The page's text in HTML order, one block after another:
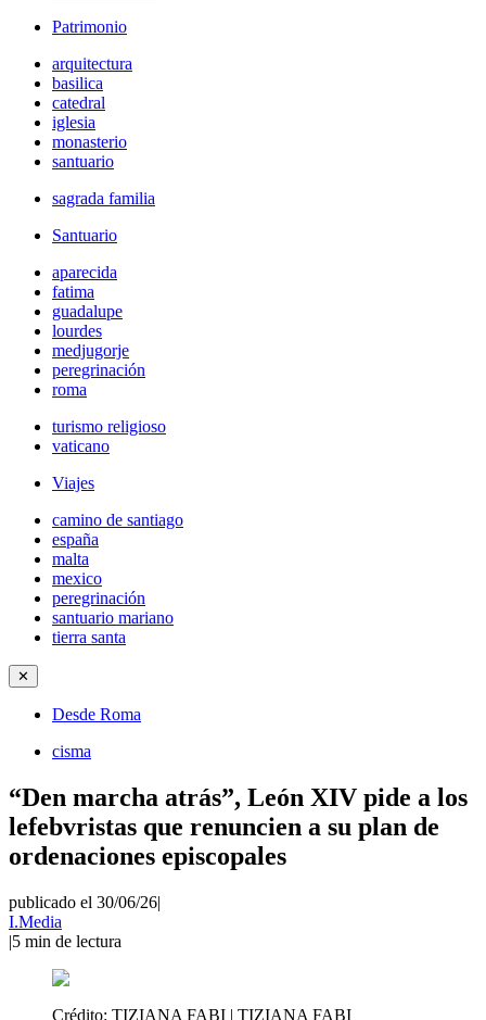
Patrimonio
arquitectura
basilica
catedral
iglesia
monasterio
santuario
sagrada familia
Santuario
aparecida
fatima
guadalupe
lourdes
medjugorje
peregrinación
roma
turismo religioso
vaticano
Viajes
camino de santiago
españa
malta
mexico
peregrinación
santuario mariano
tierra santa
✕
Desde Roma
cisma
“Den marcha atrás”, León XIV pide a los
lefebvristas que renuncien a su plan de
ordenaciones episcopales
publicado el 30/06/26|
I.Media
|5 min de lectura
Crédito: TIZIANA FABI | TIZIANA FABI